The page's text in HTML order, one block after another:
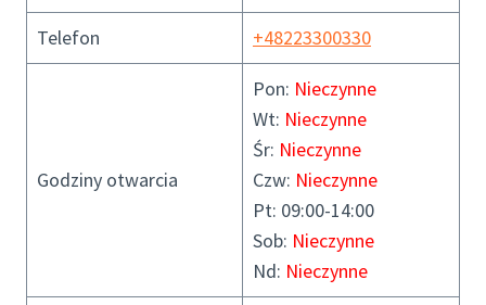
Telefon +48223300330
Godziny otwarcia
Pon: Nieczynne
Wt: Nieczynne
Śr: Nieczynne
Czw: Nieczynne
Pt: 09:00-14:00
Sob: Nieczynne
Nd: Nieczynne